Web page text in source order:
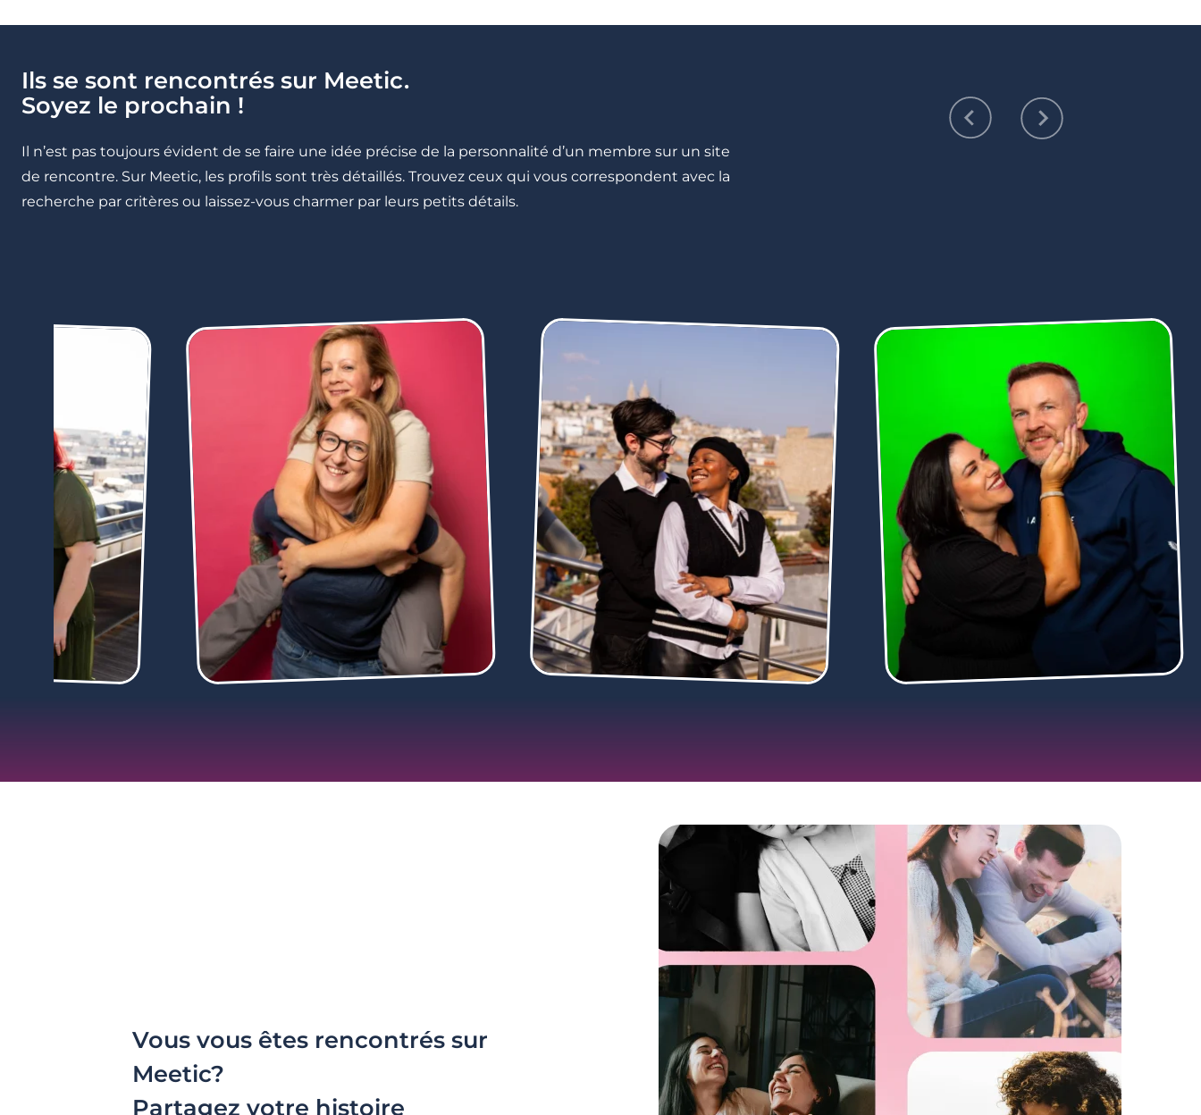
Ils se sont rencontrés sur Meetic.
Soyez le prochain !
Il n’est pas toujours évident de se faire une idée précise de la personnalité d’un membre sur un site
de rencontre. Sur Meetic, les profils sont très détaillés. Trouvez ceux qui vous correspondent avec la
recherche par critères ou laissez-vous charmer par leurs petits détails.
Vous vous êtes rencontrés sur
Meetic?
Partagez votre histoire